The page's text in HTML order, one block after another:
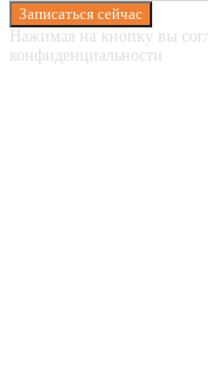
Записаться сейчас
Нажимая на кнопку вы
конфиденциальности